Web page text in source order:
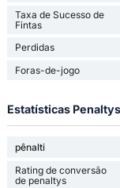
Taxa de Sucesso de
Fintas
Perdidas
Foras-de-jogo
Estatísticas Penaltys
pênalti
Rating de conversão
de penaltys